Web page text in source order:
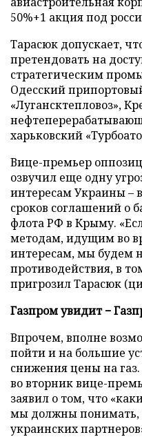
50%+1 акция под
Тарасюк допускает,
претендовать на
стратегическим
Одесский
«Лугансктепловоз»,
харьковский
Вице-премьер
озвучил еще одну
интересам Украины –
сроков соглашений о
флота РФ в Крыму.
методам, идущим во
интересам, мы будем
противодействия, в
пригрозил Тарасюк
Газпром увидит −
Впрочем, вполне
пойти и на большие
снижения цены на
во вторник вице-
заявил о том, что
мы должны понимать,
украинских